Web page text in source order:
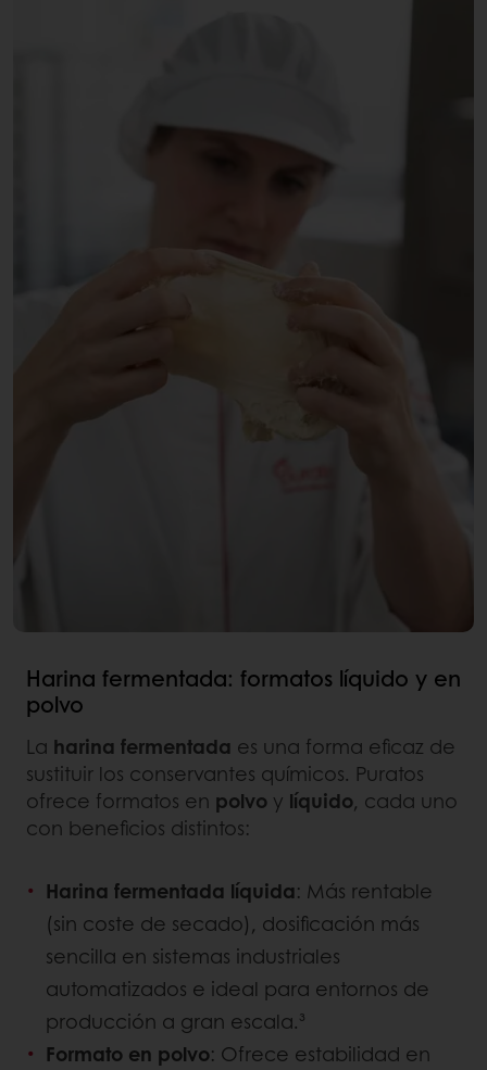
Harina fermentada: formatos líquido y en
polvo
La harina fermentada es una forma eficaz de
sustituir los conservantes químicos. Puratos
ofrece formatos en polvo y líquido, cada uno
con beneficios distintos:
Harina fermentada líquida: Más rentable
(sin coste de secado), dosificación más
sencilla en sistemas industriales
automatizados e ideal para entornos de
producción a gran escala.³
Formato en polvo: Ofrece estabilidad en